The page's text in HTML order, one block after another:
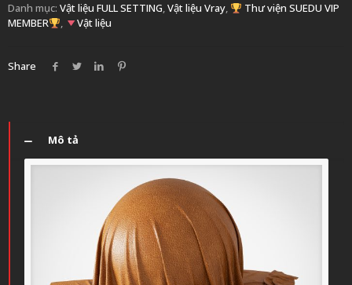
Danh mục: Vật liệu FULL SETTING,Vật liệu Vray,
Thư viện SUEDU VIP
MEMBER
, Vật liệu
Share
Mô tả